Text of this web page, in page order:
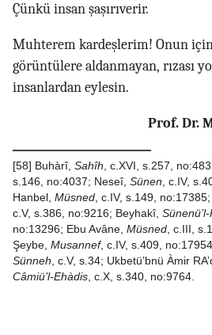
Çünkü insan şaşırıverir.
Muhterem kardeşlerim! Onun
görüntülere aldanmayan, rızası
insanlardan eylesin.
Prof. Dr.
[58] Buhàrî, Sahîh , c.XVI, s.257,
s.146, no:4037; Neseî, Sünen , c.IV,
Hanbel, Müsned , c.IV, s.149,
c.V, s.386, no:9216; Beyhakî,
no:13296; Ebu Avâne, Müsned , c.III,
Şeybe, Musannef, c.IV, s.409,
Sünneh , c.V, s.34; Ukbetü’bnü Àmir
Câmiü’l-Ehàdis , c.X, s.340, no:9764.